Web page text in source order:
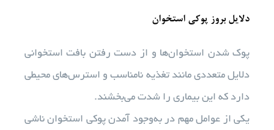
دلایل بروز پوکی استخوان
پوک شدن استخوان‌ها و از دست رفتن بافت استخوانی
دلایل متعددی مانند تغذیه نامناسب و استرس‌های محیطی
دارد که این بیماری را شدت می‌بخشند.
یکی از عوامل مهم در به‌وجود آمدن پوکی استخوان ناشی